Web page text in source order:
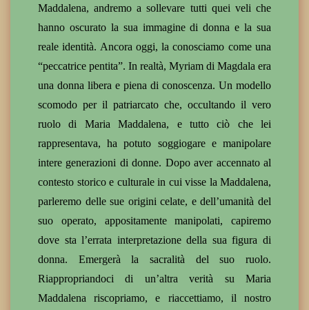
Maddalena, andremo a sollevare tutti quei veli che
hanno oscurato la sua immagine di donna e la sua
reale identità. Ancora oggi, la conosciamo come una
“peccatrice pentita”. In realtà, Myriam di Magdala era
una donna libera e piena di conoscenza. Un modello
scomodo per il patriarcato che, occultando il vero
ruolo di Maria Maddalena, e tutto ciò che lei
rappresentava, ha potuto soggiogare e manipolare
intere generazioni di donne. Dopo aver accennato al
contesto storico e culturale in cui visse la Maddalena,
parleremo delle sue origini celate, e dell’umanità del
suo operato, appositamente manipolati, capiremo
dove sta l’errata interpretazione della sua figura di
donna. Emergerà la sacralità del suo ruolo.
Riappropriandoci di un’altra verità su Maria
Maddalena riscopriamo, e riaccettiamo, il nostro